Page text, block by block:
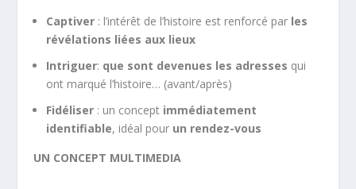
Captiver : l’intérêt de l’histoire est renforcé par les
révélations liées aux lieux
Intriguer: que sont devenues les adresses qui
ont marqué l’histoire… (avant/après)
Fidéliser : un concept immédiatement
identifiable, idéal pour un rendez-vous
UN CONCEPT MULTIMEDIA